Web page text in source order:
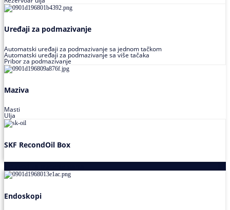
Uređaji za podmazivanje
Automatski uređaji za podmazivanje sa jednom tačkom
Automatski uređaji za podmazivanje sa više tačaka
Pribor za podmazivanje
Maziva
Masti
Ulja
SKF RecondOil Box
Endoskopi